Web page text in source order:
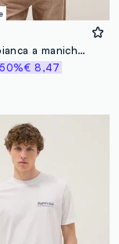
T-shirt bianca a maniche corte in puro cotone regular fit
€ 8,47